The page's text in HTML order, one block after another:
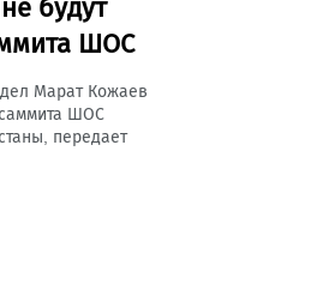
будут
ШОС
Марат Кожаев
ШОС
передает